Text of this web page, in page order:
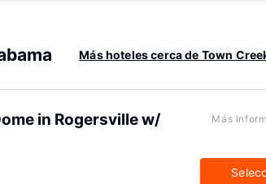
Más hoteles cerca de Town
in Rogersville w/
Más